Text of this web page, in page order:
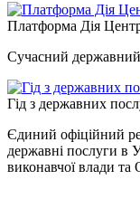
Платформа Дія
Сучасний
Гід з державних
Єдиний офіційний
державні послуги в
виконавчої влади